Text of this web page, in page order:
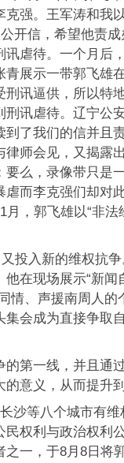
强。王军涛和我
开信，希望他责
虐待。一个月后
展示一带郭飞雄
讯逼供，所以特
讯虐待。辽宁公
了我们的信并且
师会见，又揭露
么，录像带只是
而李克强们却对
，郭飞雄以“非法
投入新的维权抗
在现场展示“新闻
情、声援南周人的
会成为直接争取
第一线，并且通
意义，从而提升
沙等八个城市有
权利与政治权利
一，于8月8日将